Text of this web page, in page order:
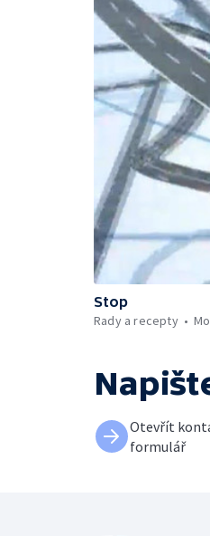
Stop
Rady a recepty
Otevřít
formulář